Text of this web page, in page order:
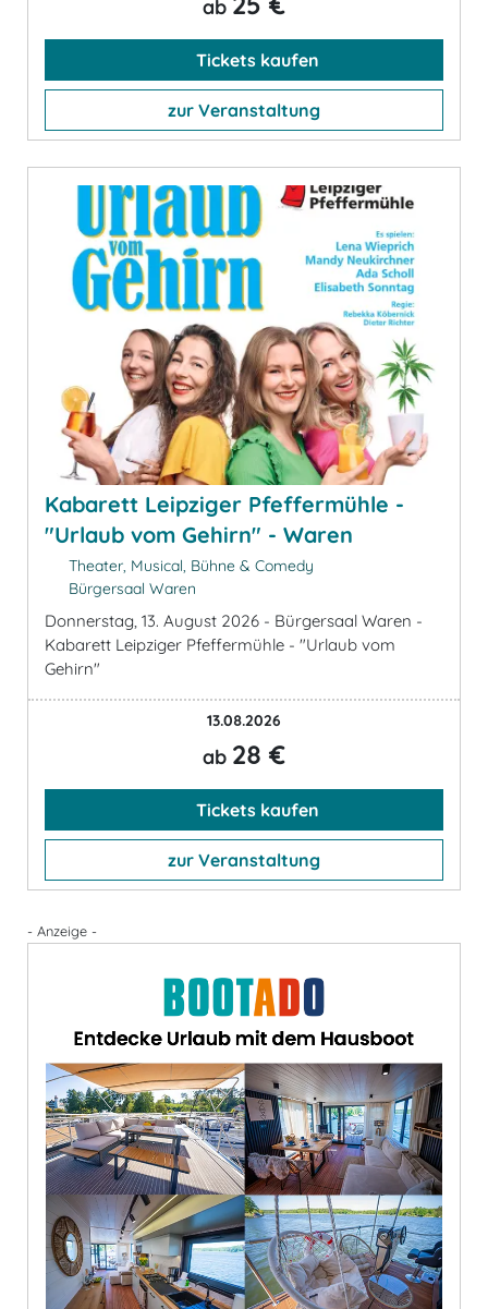
ab
Tickets kaufen
zur Veranstaltung
Kabarett Leipziger Pfeffermühle -
"Urlaub vom Gehirn" - Waren
Theater, Musical, Bühne & Comedy
Bürgersaal Waren
Donnerstag, 13. August 2026 - Bürgersaal Waren -
Kabarett Leipziger Pfeffermühle - "Urlaub vom
Gehirn"
13.08.2026
ab 28 €
Tickets kaufen
zur Veranstaltung
- Anzeige -